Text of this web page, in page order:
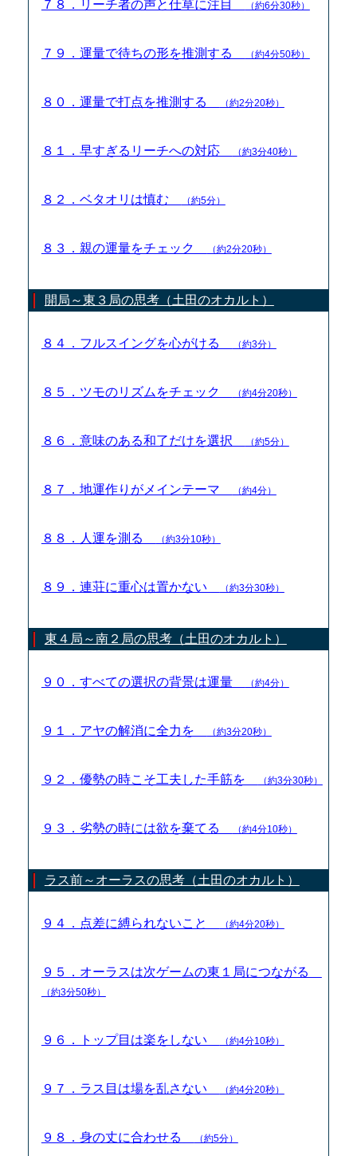
７８．リーチ者の声と仕草に注目 （約6分30秒）
７９．運量で待ちの形を推測する （約4分50秒）
８０．運量で打点を推測する （約2分20秒）
８１．早すぎるリーチへの対応 （約3分40秒）
８２．ベタオリは慎む （約5分）
８３．親の運量をチェック （約2分20秒）
開局～東３局の思考（土田のオカルト）
８４．フルスイングを心がける （約3分）
８５．ツモのリズムをチェック （約4分20秒）
８６．意味のある和了だけを選択 （約5分）
８７．地運作りがメインテーマ （約4分）
８８．人運を測る （約3分10秒）
８９．連荘に重心は置かない （約3分30秒）
東４局～南２局の思考（土田のオカルト）
９０．すべての選択の背景は運量 （約4分）
９１．アヤの解消に全力を （約3分20秒）
９２．優勢の時こそ工夫した手筋を （約3分30秒）
９３．劣勢の時には欲を棄てる （約4分10秒）
ラス前～オーラスの思考（土田のオカルト）
９４．点差に縛られないこと （約4分20秒）
９５．オーラスは次ゲームの東１局につながる
（約3分50秒）
９６．トップ目は楽をしない （約4分10秒）
９７．ラス目は場を乱さない （約4分20秒）
９８．身の丈に合わせる （約5分）